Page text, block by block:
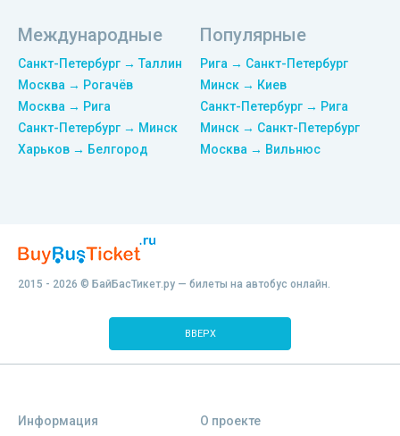
Международные
Санкт-Петербург → Таллин
Москва → Рогачёв
Москва → Рига
Санкт-Петербург → Минск
Харьков → Белгород
Популярные
Рига → Санкт-Петербург
Минск → Киев
Санкт-Петербург → Рига
Минск → Санкт-Петербург
Москва → Вильнюс
2015 - 2026 © БайБасТикет.ру — билеты на автобус онлайн.
ВВЕРХ
Информация О проекте